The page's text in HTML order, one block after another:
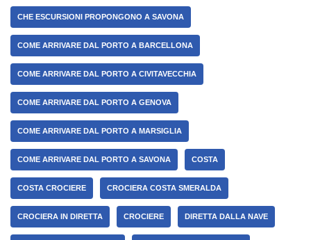
CHE ESCURSIONI PROPONGONO A SAVONA
COME ARRIVARE DAL PORTO A BARCELLONA
COME ARRIVARE DAL PORTO A CIVITAVECCHIA
COME ARRIVARE DAL PORTO A GENOVA
COME ARRIVARE DAL PORTO A MARSIGLIA
COME ARRIVARE DAL PORTO A SAVONA COSTA
COSTA CROCIERE CROCIERA COSTA SMERALDA
CROCIERA IN DIRETTA CROCIERE DIRETTA DALLA NAVE